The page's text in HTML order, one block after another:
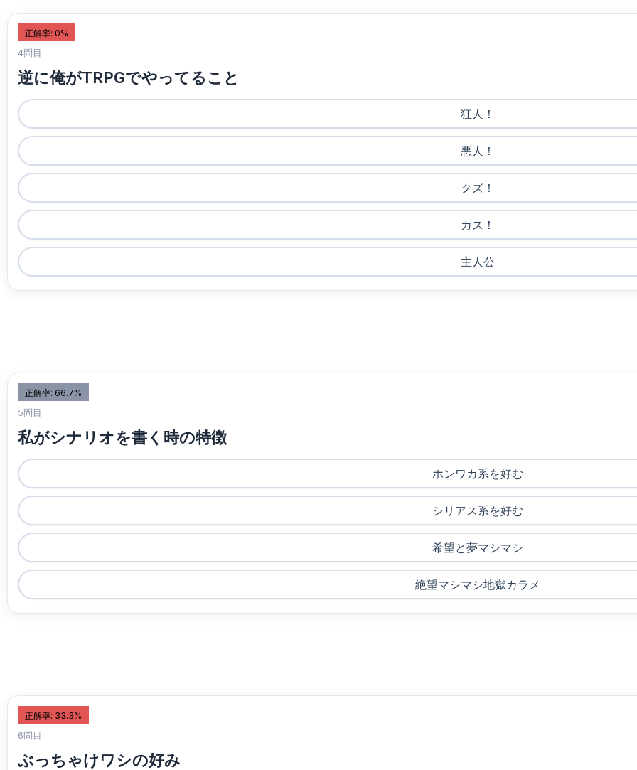
正解率: 0%
4問目:
逆に俺がTRPGでやってること
狂人！
悪人！
クズ！
カス！
主人公
正解率: 66.7%
5問目:
私がシナリオを書く時の特徴
ホンワカ系を好む
シリアス系を好む
希望と夢マシマシ
絶望マシマシ地獄カラメ
正解率: 33.3%
6問目:
ぶっちゃけワシの好み